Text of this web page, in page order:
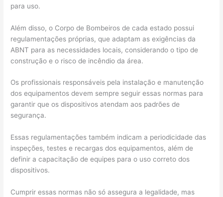
para uso.
Além disso, o Corpo de Bombeiros de cada estado possui
regulamentações próprias, que adaptam as exigências da
ABNT para as necessidades locais, considerando o tipo de
construção e o risco de incêndio da área.
Os profissionais responsáveis pela instalação e manutenção
dos equipamentos devem sempre seguir essas normas para
garantir que os dispositivos atendam aos padrões de
segurança.
Essas regulamentações também indicam a periodicidade das
inspeções, testes e recargas dos equipamentos, além de
definir a capacitação de equipes para o uso correto dos
dispositivos.
Cumprir essas normas não só assegura a legalidade, mas